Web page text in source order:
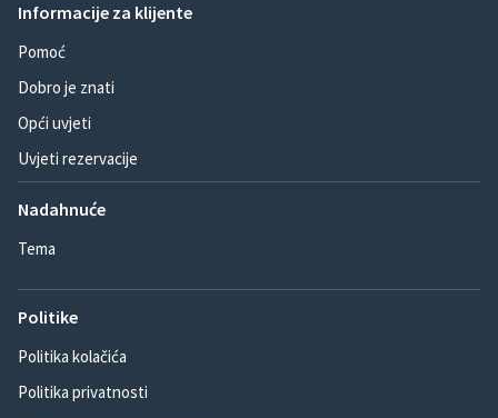
Informacije za klijente
Pomoć
Dobro je znati
Opći uvjeti
Uvjeti rezervacije
Nadahnuće
Tema
Politike
Politika kolačića
Politika privatnosti